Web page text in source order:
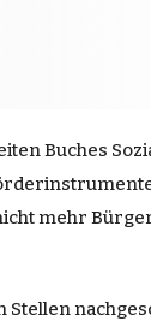
Buches
mehr
Stellen